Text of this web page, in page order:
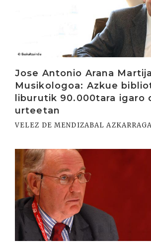
Jose Antonio Arana
Musikologoa: Azkue
liburutik 90.000tara igaro
urteetan
VELEZ DE MENDIZABAL
Irakurri